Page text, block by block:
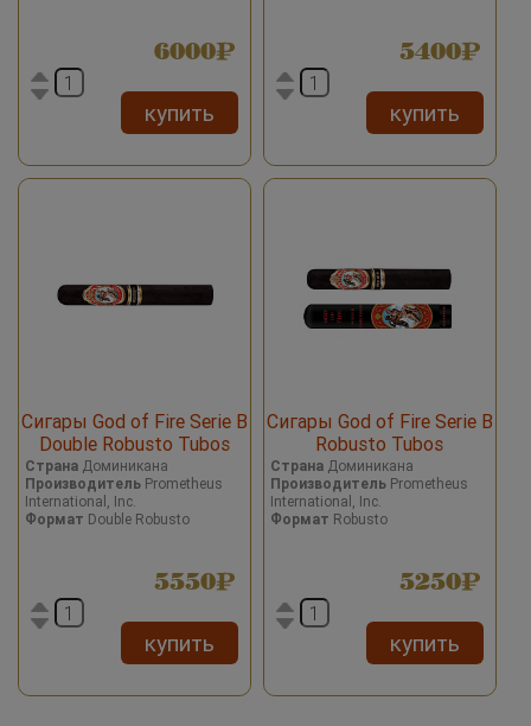
6000
купить
5400
купить
Сигары God of Fire Serie B
Double Robusto Tubos
Страна Доминикана
Производитель Prometheus
International, Inc.
Формат Double Robusto
5550
купить
Сигары God of Fire Serie B
Robusto Tubos
СтранаДоминикана
ПроизводительPrometheus
International, Inc.
Формат Robusto
5250
купить